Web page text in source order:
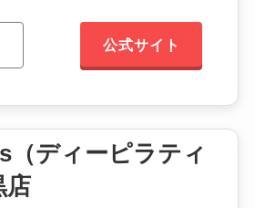
公式サイト
（ディーピラティ
店